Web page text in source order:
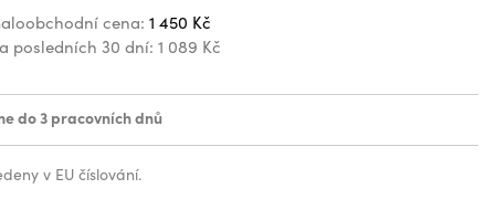
cena: 1 450 Kč
posledních 30 dní: 1 089 Kč
do 3 pracovních dnů
v EU číslování.